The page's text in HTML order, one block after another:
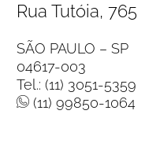
Rua Tutóia, 765
SÃO PAULO – SP
04617-003
Tel.: (11) 3051-5359
(11) 99850-1064